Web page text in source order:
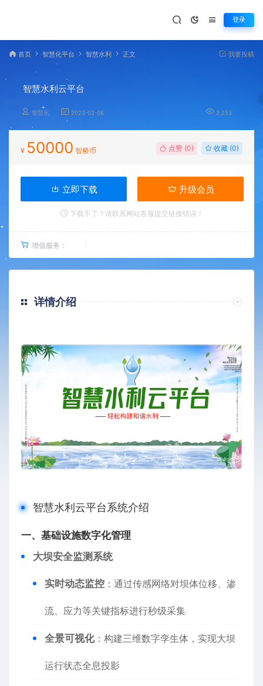
登录
首页 智慧化平台 智慧水利 正文 我要投稿
智慧水利云平台
智慧化 2023-02-06 2,253
¥ 50000 智桥币 点赞 (0) 收藏 (0)
立即下载 升级会员
下载不了？请联系网站客服提交链接错误！
增值服务：
详情介绍
智慧水利云平台系统介绍
​一、基础设施数字化管理​
​大坝安全监测系统​
​实时动态监控​ ​：通过传感网络对坝体位移、渗
流、应力等关键指标进行秒级采集
​全景可视化​​：构建三维数字孪生体，实现大坝
运行状态全息投影